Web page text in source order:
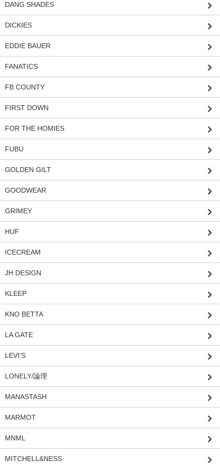
DANG SHADES
DICKIES
EDDIE BAUER
FANATICS
FB COUNTY
FIRST DOWN
FOR THE HOMIES
FUBU
GOLDEN GILT
GOODWEAR
GRIMEY
HUF
ICECREAM
JH DESIGN
KLEEP
KNO BETTA
LA GATE
LEVI'S
LONELY/論理
MANASTASH
MARMOT
MNML
MITCHELL&NESS